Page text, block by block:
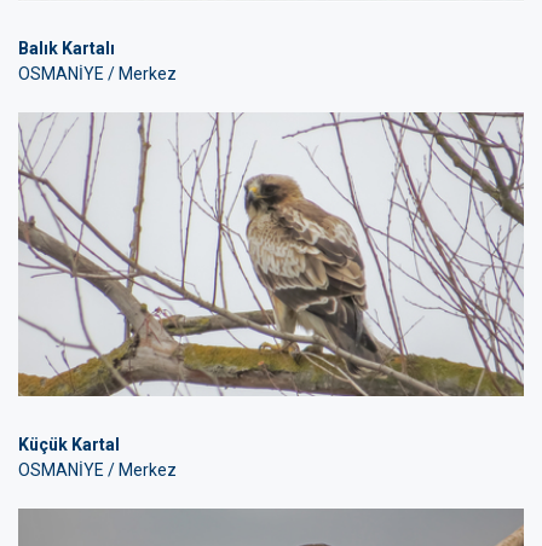
Balık Kartalı
OSMANİYE / Merkez
Küçük Kartal
OSMANİYE / Merkez